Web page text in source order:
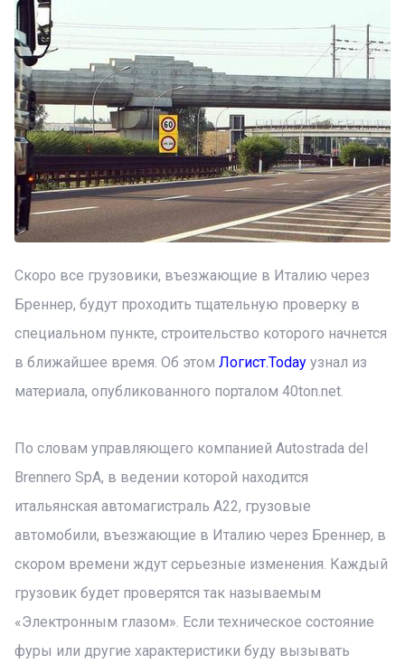
Скоро все грузовики, въезжающие в Италию через
Бреннер, будут проходить тщательную проверку в
специальном пункте, строительство которого начнется
в ближайшее время. Об этом Логист.Today узнал из
материала, опубликованного порталом 40ton.net.
По словам управляющего компанией Autostrada del
Brennero SpA, в ведении которой находится
итальянская автомагистраль A22, грузовые
автомобили, въезжающие в Италию через Бреннер, в
скором времени ждут серьезные изменения. Каждый
грузовик будет проверятся так называемым
«Электронным глазом». Если техническое состояние
фуры или другие характеристики буду вызывать